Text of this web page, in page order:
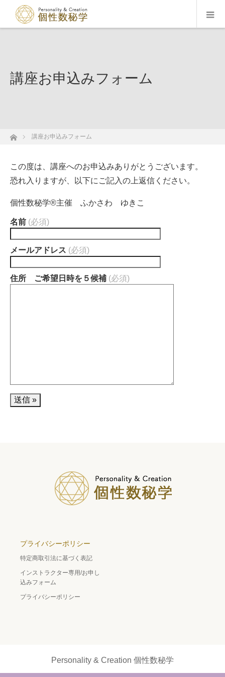
講座お申込みフォーム
ホーム講座お申込みフォーム
この度は、講座へのお申込みありがとうございます。
恐れ入りますが、以下にご記入の上返信ください。
個性数秘学®主催 ふかさわ ゆきこ
名前 (必須)
メールアドレス (必須)
住所 ご希望日時を５候補 (必須)
プライバシーポリシー
特定商取引法に基づく表記
インストラクター専用/お申し
込みフォーム
プライバシーポリシー
Personality & Creation 個性数秘学